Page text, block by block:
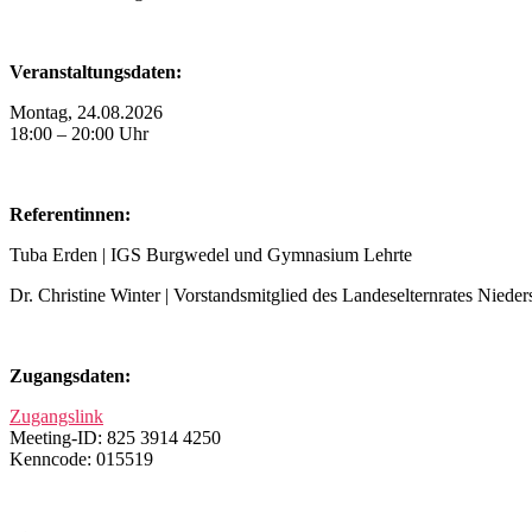
Veranstaltungsdaten:
Montag, 24.08.2026
18:00 – 20:00 Uhr
Referentinnen:
Tuba Erden | IGS Burgwedel und Gymnasium Lehrte
Dr. Christine Winter | Vorstandsmitglied des Landeselternrates
Zugangsdaten:
Zugangslink
Meeting-ID: 825 3914 4250
Kenncode: 015519